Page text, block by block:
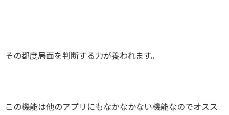
その都度局面を判断する力が養われます。
この機能は他のアプリにもなかなかない機能なのでオスス